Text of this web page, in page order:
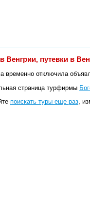
Венгрии, путевки в
временно отключила
страница турфирмы
поискать туры еще раз ,